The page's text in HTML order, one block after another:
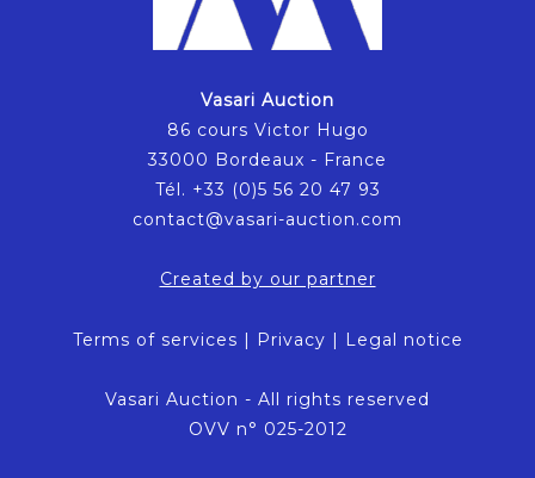
Vasari Auction
86 cours Victor Hugo
33000 Bordeaux - France
Tél. +33 (0)5 56 20 47 93
contact@vasari-auction.com
Created by our partner
Terms of services | Privacy | Legal notice
Vasari Auction - All rights reserved
OVV n° 025-2012